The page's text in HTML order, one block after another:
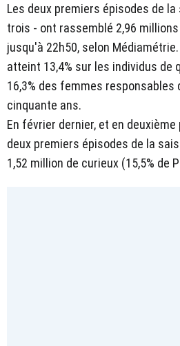
Les deux premiers épisodes de
trois - ont rassemblé 2,96
jusqu'à 22h50, selon
atteint 13,4% sur les individus de
16,3% des femmes responsables
cinquante ans.
En février dernier, et en
deux premiers épisodes de la
1,52 million de curieux (15,5% de